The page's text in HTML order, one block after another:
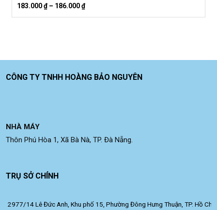
183.000₫– 186.000₫
CÔNG TY TNHH HOÀNG BẢO NGUYÊN
NHÀ MÁY
Thôn Phú Hòa 1, Xã Bà Nà, TP. Đà Nẵng.
TRỤ SỞ CHÍNH
2977/14 Lê Đức Anh, Khu phố 15, Phường Đông Hưng Thuận, TP. Hồ Chí